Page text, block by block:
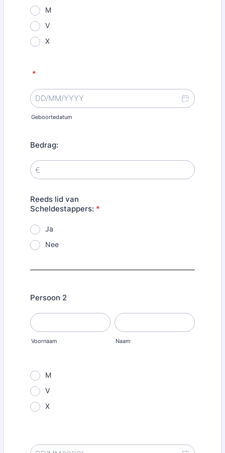
M
V
X
*
Geboortedatum
Bedrag:
Reeds lid van
Scheldestappers: *
Ja
Nee
Persoon 2
Voornaam Naam
M
V
X